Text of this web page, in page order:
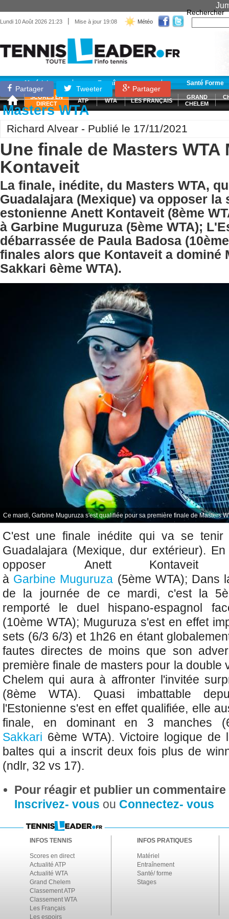
Lundi 10 Août 2026 21:23 | Mise à jour 19:08 Météo
Rechercher
Matériel Entraînement Santé Forme
SCORES EN
DIRECT
ATP WTA LES FRANÇAIS
GRAND
CHELEM
Partager Tweeter Partager
Masters WTA
Richard Alvear - Publié le 17/11/2021
Une finale de Masters WTA
Kontaveit
La finale, inédite, du Masters WTA,
Guadalajara (Mexique) va opposer la
estonienne Anett Kontaveit (8ème
à Garbine Muguruza (5ème WTA);
débarrassée de Paula Badosa
finales alors que Kontaveit a dominé
Sakkari 6ème WTA).
Ce mardi, Garbine Muguruza s'est qualifiée pour sa première finale de Masters
C'est une finale inédite qui va se
Guadalajara (Mexique, dur extérieur).
opposer Anett Kontaveit
à Garbine Muguruza (5ème WTA); Dans
de la journée de ce mardi, c'est la
remporté le duel hispano-espagnol
(10ème WTA); Muguruza s'est en effet
sets (6/3 6/3) et 1h26 en étant
fautes directes de moins que son
première finale de masters pour la double
Chelem qui aura à affronter l'invitée
(8ème WTA). Quasi imbattable
l'Estonienne s'est en effet qualifiée, elle
finale, en dominant en 3 manches
Sakkari 6ème WTA). Victoire logique de
baltes qui a inscrit deux fois plus de
(ndlr, 32 vs 17).
Pour réagir et publier un
Inscrivez- vous ou Connectez- vous
INFOS TENNIS
Scores en direct
Actualité ATP
Actualité WTA
Grand Chelem
Classement ATP
Classement WTA
Les Français
Les espoirs
INFOS PRATIQUES
Matériel
Entraînement
Santé/ forme
Stages